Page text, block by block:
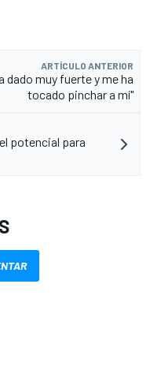
ARTÍCULO ANTERIOR
dado muy fuerte y me ha
tocado pinchar a mí"
potencial para